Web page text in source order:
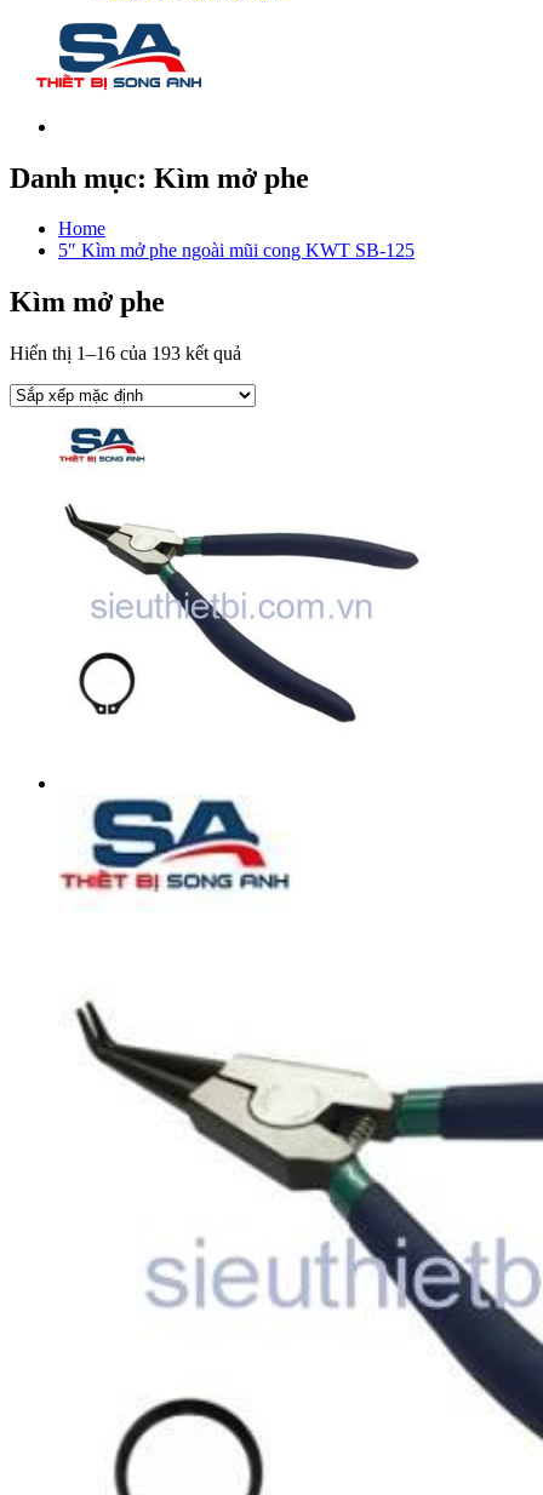
Danh mục: Kìm mở phe
Home
5″ Kìm mở phe ngoài mũi cong KWT SB-125
Kìm mở phe
Hiển thị 1–16 của 193 kết quả